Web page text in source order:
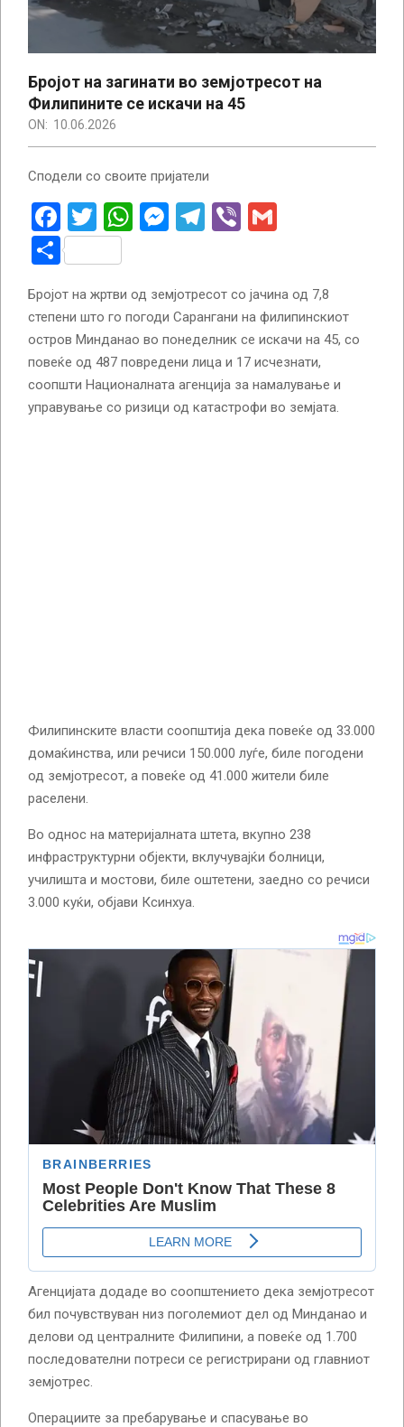
Бројот на загинати во земјотресот на
Филипините се искачи на 45
ON: 10.06.2026
Сподели со своите пријатели
Facebook
Twitter
WhatsApp
Messenger
Telegram
Viber
Share
Бројот на жртви од земјотресот со јачина од 7,8
степени што го погоди Сарангани на филипинскиот
остров Минданао во понеделник се искачи на 45, со
повеќе од 487 повредени лица и 17 исчезнати,
соопшти Националната агенција за намалување и
управување со ризици од катастрофи во земјата.
Филипинските власти соопштија дека повеќе од 33.000
домаќинства, или речиси 150.000 луѓе, биле погодени
од земјотресот, а повеќе од 41.000 жители биле
раселени.
Во однос на материјалната штета, вкупно 238
инфраструктурни објекти, вклучувајќи болници,
училишта и мостови, биле оштетени, заедно со речиси
3.000 куќи, објави Ксинхуа.
Агенцијата додаде во соопштението дека земјотресот
бил почувствуван низ поголемиот дел од Минданао и
делови од централните Филипини, а повеќе од 1.700
последователни потреси се регистрирани од главниот
земјотрес.
Операциите за пребарување и спасување во